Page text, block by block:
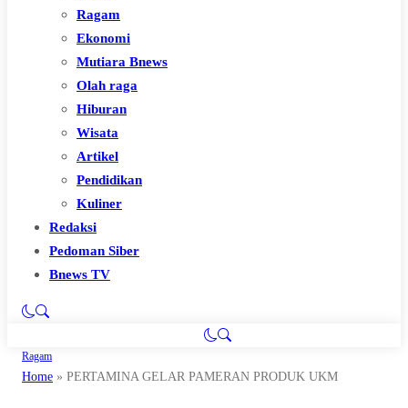
Ragam
Ekonomi
Mutiara Bnews
Olah raga
Hiburan
Wisata
Artikel
Pendidikan
Kuliner
Redaksi
Pedoman Siber
Bnews TV
Ragam
Home » PERTAMINA GELAR PAMERAN PRODUK UKM